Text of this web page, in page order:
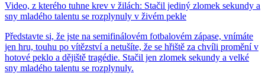
Video, z kterého tuhne krev v žilách: Stačil jediný zlomek sekundy a
sny mladého talentu se rozplynuly v živém pekle
Představte si, že jste na semifinálovém fotbalovém zápase, vnímáte
jen hru, touhu po vítězství a netušíte, že se hřiště za chvíli promění v
hotové peklo a dějiště tragédie. Stačil jen zlomek sekundy a velké
sny mladého talentu se rozplynuly.